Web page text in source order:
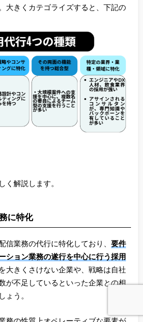
大きくカテゴライズすると、下記の
く解説します。
に特化
信業務の代行に特化しており、 要件
ション業務の遂行を中心に行う採用
大きくさけない企業や、戦略は自社
が不足しているといった企業との相
ょう。